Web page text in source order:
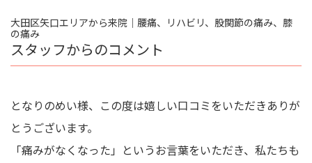
大田区矢口エリアから来院｜腰痛、リハビリ、股関節の痛み、膝
の痛み
スタッフからのコメント
となりのめい様、この度は嬉しい口コミをいただきありが
とうございます。
「痛みがなくなった」というお言葉をいただき、私たちも